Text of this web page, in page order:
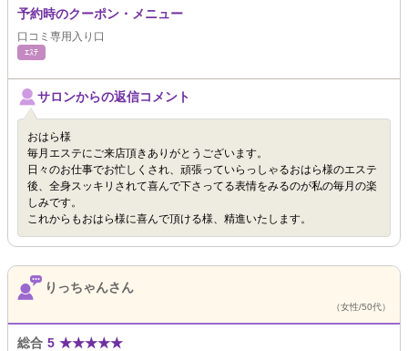
予約時のクーポン・メニュー
口コミ専用入り口
ｴｽﾃ
サロンからの返信コメント
おはら様
毎月エステにご来店頂きありがとうございます。
日々のお仕事でお忙しくされ、頑張っていらっしゃるおはら様のエステ
後、全身スッキリされて喜んで下さってる表情をみるのが私の毎月の楽
しみです。
これからもおはら様に喜んで頂ける様、精進いたします。
りっちゃんさん
（女性/50代）
総合 5 ★★★★★